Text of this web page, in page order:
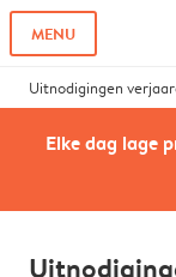
MENU
Uitnodigingen
Elke dag lage